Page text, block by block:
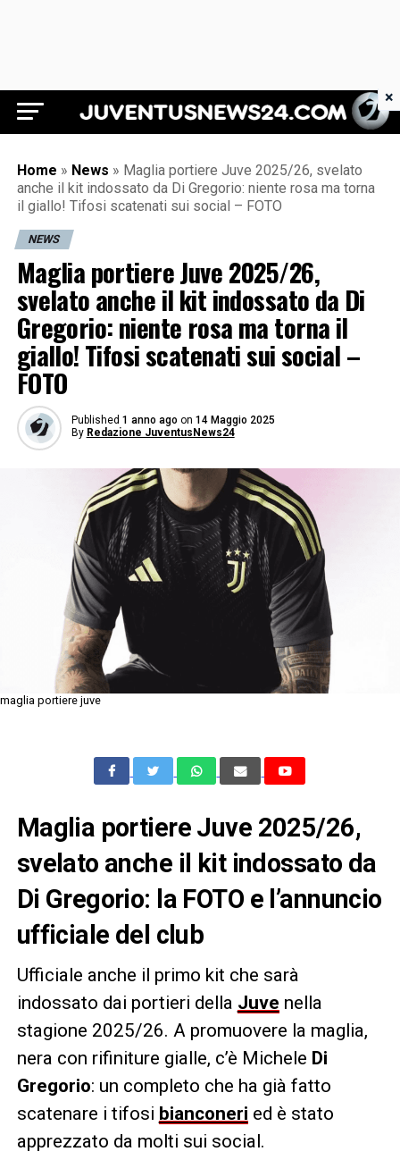
Juventus News 24
Home » News » Maglia portiere Juve 2025/26, svelato
anche il kit indossato da Di Gregorio: niente rosa ma torna
il giallo! Tifosi scatenati sui social – FOTO
NEWS
Maglia portiere Juve 2025/26,
svelato anche il kit indossato da Di
Gregorio: niente rosa ma torna il
giallo! Tifosi scatenati sui social –
FOTO
Published 1 anno ago on 14 Maggio 2025
By Redazione JuventusNews24
maglia portiere juve
Maglia portiere Juve 2025/26,
svelato anche il kit indossato da
Di Gregorio: la FOTO e l’annuncio
ufficiale del club
Ufficiale anche il primo kit che sarà
indossato dai portieri della Juve nella
stagione 2025/26. A promuovere la maglia,
nera con rifiniture gialle, c’è Michele Di
Gregorio: un completo che ha già fatto
scatenare i tifosi bianconeri ed è stato
apprezzato da molti sui social.
×